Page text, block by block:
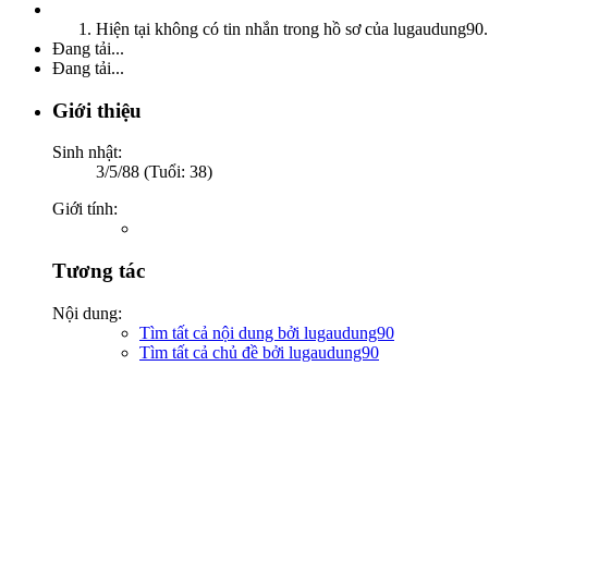
Hiện tại không có tin nhắn trong hồ sơ của lugaudung90.
Đang tải...
Đang tải...
Giới thiệu
Sinh nhật:
3/5/88 (Tuổi: 38)
Giới tính:
Tương tác
Nội dung:
Tìm tất cả nội dung bởi lugaudung90
Tìm tất cả chủ đề bởi lugaudung90